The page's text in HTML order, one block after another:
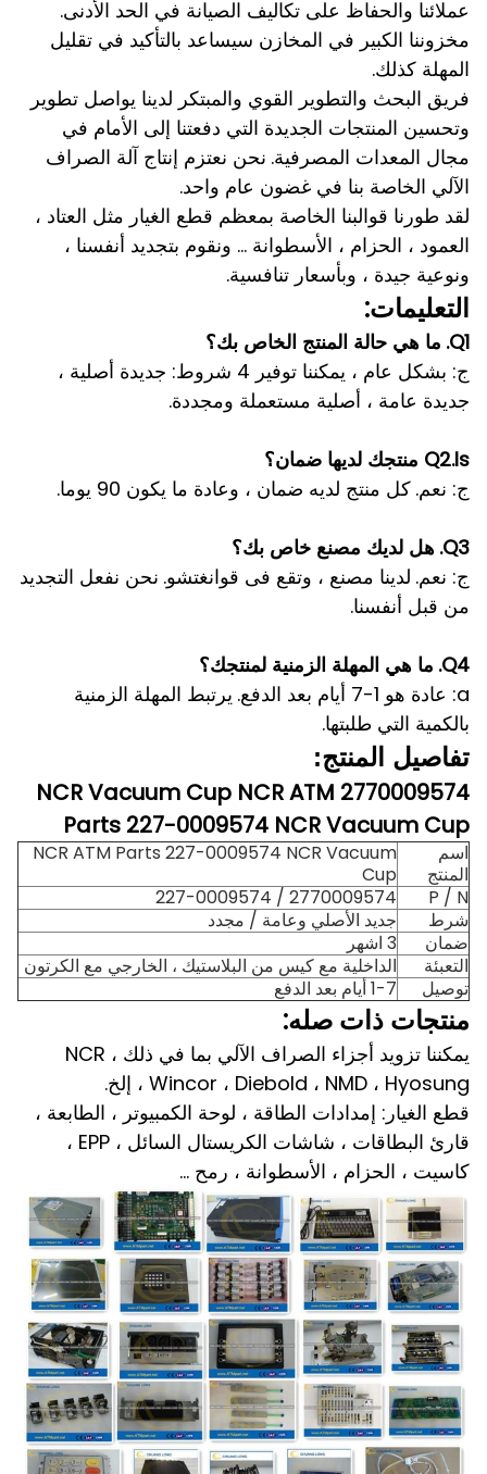
عملائنا والحفاظ على تكاليف الصيانة في الحد الأدنى.
مخزوننا الكبير في المخازن سيساعد بالتأكيد في تقليل
المهلة كذلك.
فريق البحث والتطوير القوي والمبتكر لدينا يواصل تطوير
وتحسين المنتجات الجديدة التي دفعتنا إلى الأمام في
مجال المعدات المصرفية. نحن نعتزم إنتاج آلة الصراف
الآلي الخاصة بنا في غضون عام واحد.
لقد طورنا قوالبنا الخاصة بمعظم قطع الغيار مثل العتاد ،
العمود ، الحزام ، الأسطوانة ... ونقوم بتجديد أنفسنا ،
ونوعية جيدة ، وبأسعار تنافسية.
التعليمات:
Q1. ما هي حالة المنتج الخاص بك؟
ج: بشكل عام ، يمكننا توفير 4 شروط: جديدة أصلية ،
جديدة عامة ، أصلية مستعملة ومجددة.
Q2.Is منتجك لديها ضمان؟
ج: نعم. كل منتج لديه ضمان ، وعادة ما يكون 90 يوما.
Q3. هل لديك مصنع خاص بك؟
ج: نعم. لدينا مصنع ، وتقع فى قوانغتشو. نحن نفعل التجديد
من قبل أنفسنا.
Q4. ما هي المهلة الزمنية لمنتجك؟
a: عادة هو 1-7 أيام بعد الدفع.
يرتبط المهلة الزمنية
بالكمية التي طلبتها.
تفاصيل المنتج:
2770009574 NCR Vacuum Cup NCR ATM
Parts 227-0009574 NCR Vacuum Cup
اسم
المنتج
NCR ATM Parts 227-0009574 NCR Vacuum
Cup
P / N
2770009574 / 227-0009574
شرط
جديد الأصلي وعامة / مجدد
ضمان
3 اشهر
التعبئة
الداخلية مع كيس من البلاستيك ، الخارجي مع الكرتون
توصيل
1-7 أيام بعد الدفع
منتجات ذات صله:
يمكننا تزويد أجزاء الصراف الآلي بما في ذلك NCR ،
Wincor ، Diebold ، NMD ، Hyosung ، إلخ.
قطع الغيار: إمدادات الطاقة ، لوحة الكمبيوتر ، الطابعة ،
قارئ البطاقات ، شاشات الكريستال السائل ، EPP ،
كاسيت ، الحزام ، الأسطوانة ، رمح ...